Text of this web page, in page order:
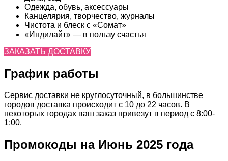
Одежда, обувь, аксессуары
Канцелярия, творчество, журналы
Чистота и блеск с «Сомат»
«Индилайт» — в пользу счастья
ЗАКАЗАТЬ ДОСТАВКУ
График работы
Сервис доставки не круглосуточный, в большинстве
городов доставка происходит с 10 до 22 часов. В
некоторых городах ваш заказ привезут в период с 8:00-
1:00.
Промокоды на Июнь 2025 года